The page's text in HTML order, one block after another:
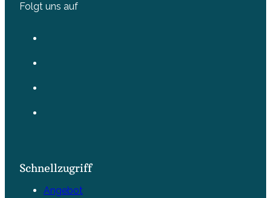
Folgt uns auf
Schnellzugriff
Angebot